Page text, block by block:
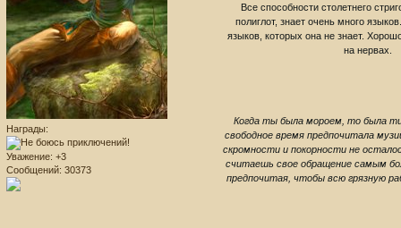
Награды:
Уважение: +3
Сообщений: 30373
Все способности столетнего
полиглот, знает очень много
языков, которых она не знает.
на нервах.
Когда ты была мороем, то была
свободное время предпочитала
скромности и покорности не
считаешь свое обращение самым
предпочитая, чтобы всю грязную